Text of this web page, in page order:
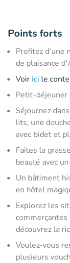
Points forts
Profitez d'une
de plaisance
Voir ici le
Petit-déjeuner
Séjournez
lits, une
avec bidet et
Faites la
beauté avec
Un bâtiment
en hôtel
Explorez les
découvrez la
Voulez-vous
plusieurs